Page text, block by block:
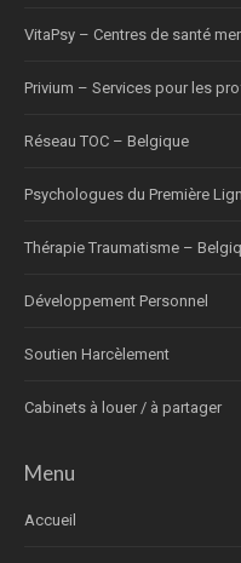
VitaPsy – Centres de santé
Privium – Services pour les
Réseau TOC – Belgique
Psychologues du Première
Thérapie Traumatisme –
Développement Personnel
Soutien Harcèlement
Cabinets à louer / à partager
Menu
Accueil